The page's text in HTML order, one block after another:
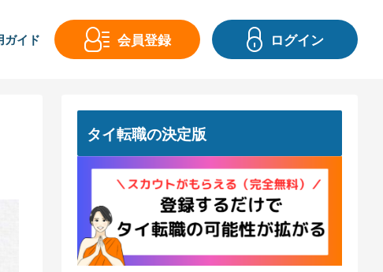
ガイド 会員登録 ログイン
タイ転職の決定版